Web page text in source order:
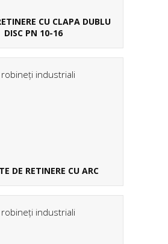
CU CLAPA DUBLU
DISC PN 10-16
DE RETINERE CU ARC